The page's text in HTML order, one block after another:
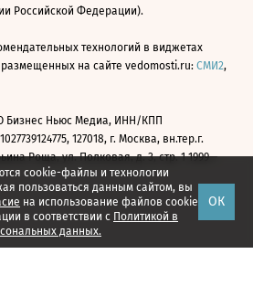
cookie-файлы и технологии
пользоваться данным сайтом, вы
на использование файлов cookie
в соответствии с Политикой в
данных.
ОК
Российской Федерации).
технологий в виджетах
на сайте vedomosti.ru: СМИ2,
Бизнес Ньюс Медиа, ИНН/КПП
127018, г. Москва, вн.тер.г.
Роща, ул. Полковая, д. 3, стр. 1 1999—